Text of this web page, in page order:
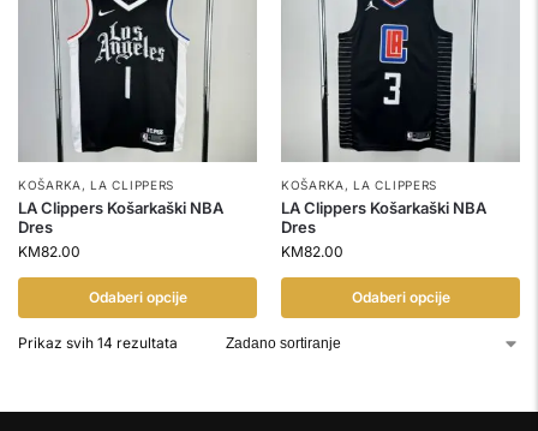
KOŠARKA ,LA CLIPPERS
LA Clippers Košarkaški NBA
Dres
KM82.00
Odaberi opcije
KOŠARKA ,LA CLIPPERS
LA Clippers Košarkaški NBA
Dres
KM82.00
Odaberi opcije
Prikaz svih 14 rezultata